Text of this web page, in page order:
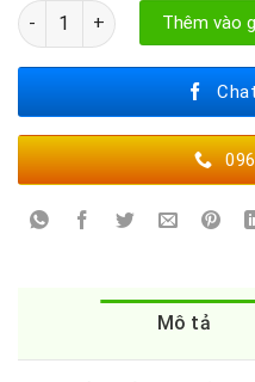
MÁY HÚT MÙI CANZY CZ -
Thêm vào
Mô tả